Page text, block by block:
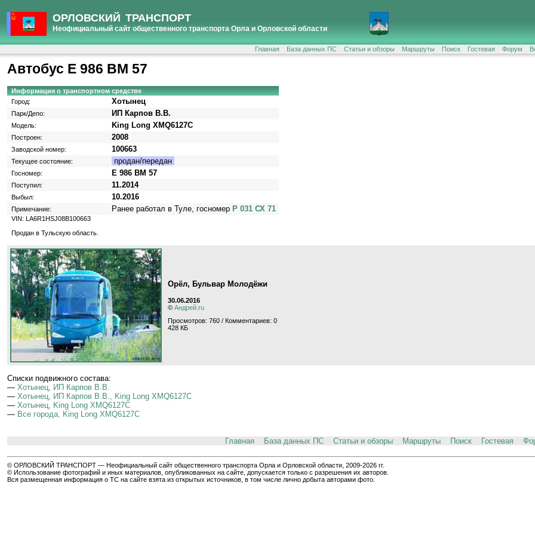
ОРЛОВСКИЙ ТРАНСПОРТ
Неофициальный сайт общественного транспорта Орла и Орловской области
Главная База данных ПС Статьи и обзоры Маршруты Поиск Гостевая Форум
Автобус Е 986 ВМ 57
Информация о транспортном средстве
Город:
Хотынец
Парк/Депо: ИП Карпов В.В.
Модель: King Long XMQ6127C
Построен: 2008
Заводской номер: 100663
Текущее состояние: продан/передан
Госномер: Е 986 ВМ 57
Поступил: 11.2014
Выбыл: 10.2016
Примечание: Ранее работал в Туле, госномер Р 031 СХ 71
VIN: LA6R1HSJ08B100663
Продан в Тульскую область.
Орёл, Бульвар Молодёжи
30.06.2016
© Андрей.ru
Просмотров: 760 / Комментариев: 0
428 КБ
Cписки подвижного состава:
— Хотынец, ИП Карпов В.В.
— Хотынец, ИП Карпов В.В., King Long XMQ6127C
— Хотынец, King Long XMQ6127C
— Все города, King Long XMQ6127C
Главная База данных ПС Статьи и обзоры Маршруты Поиск Гостевая
© ОРЛОВСКИЙ ТРАНСПОРТ — Неофициальный сайт общественного транспорта Орла и Орловской области, 2009-2026 гг.
© Использование фотографий и иных материалов, опубликованных на сайте, допускается только с разрешения их авторов.
Вся размещенная информация о ТС на сайте взята из открытых источников, в том числе лично добыта авторами фото.